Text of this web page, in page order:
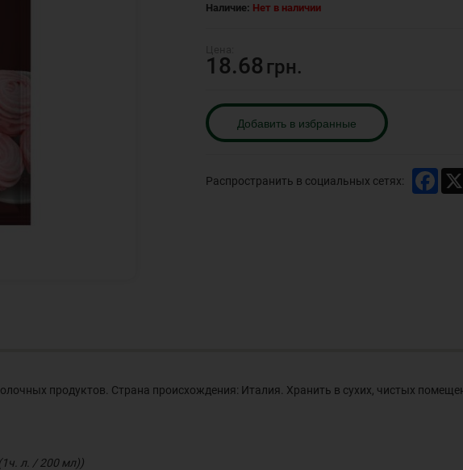
Наличие: Нет в наличии
18.68 грн.
Добавить в избранные
Распространить в социальных сетях:
продуктов. Страна происхождения: Италия. Хранить в сухих, чистых
л. / 200 мл))